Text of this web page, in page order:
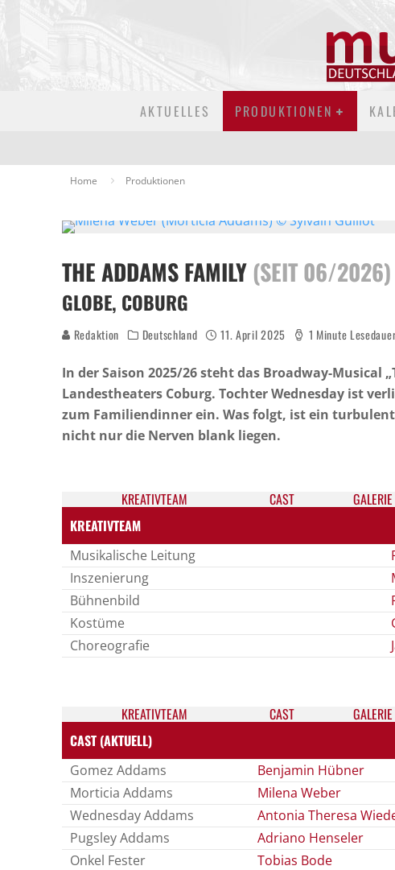
AKTUELLES PRODUKTIONEN
Home Produktionen
THE ADDAMS FAMILY (SEIT 06/2026)
GLOBE, COBURG
Redaktion Deutschland 11. April 2025 1 Minute
In der Saison 2025/26 steht das Broadway-Musical
Landestheaters Coburg. Tochter Wednesday ist
zum Familiendinner ein. Was folgt, ist ein
nicht nur die Nerven blank liegen.
KREATIV­TEAM CAST GALE­RIE
KREATIVTEAM
Musikalische Leitung
Inszenierung
Bühnenbild
Kostüme
Choreografie
KREATIV­TEAM CAST GALE­RIE
CAST (AKTUELL)
Gomez Addams
Benjamin Hübner
Morticia Addams
Milena Weber
Wednesday Addams
Antonia Theresa
Pugsley Addams
Adriano Henseler
Onkel Fester
Tobias Bode